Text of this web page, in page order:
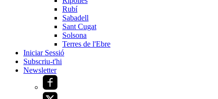
Rubí
Sabadell
Sant Cugat
Solsona
Terres de l'Ebre
Iniciar Sessió
Subscriu-t'hi
Newsletter